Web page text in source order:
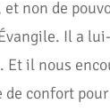
et non de
Il a
Et il nous
de confort